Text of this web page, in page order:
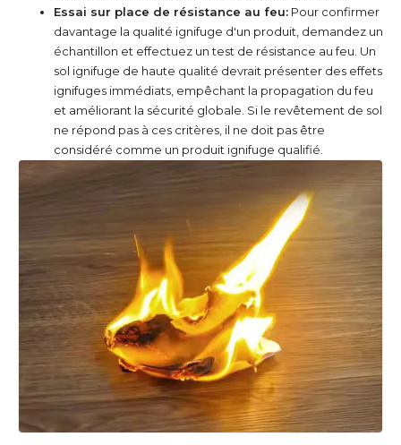
Essai sur place de résistance au feu: Pour confirmer
davantage la qualité ignifuge d'un produit, demandez un
échantillon et effectuez un test de résistance au feu. Un
sol ignifuge de haute qualité devrait présenter des effets
ignifuges immédiats, empêchant la propagation du feu
et améliorant la sécurité globale. Si le revêtement de sol
ne répond pas à ces critères, il ne doit pas être
considéré comme un produit ignifuge qualifié.